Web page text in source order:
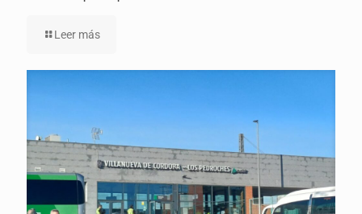
Leer más